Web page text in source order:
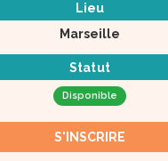
Lieu
Marseille
Statut
Disponible
S'INSCRIRE